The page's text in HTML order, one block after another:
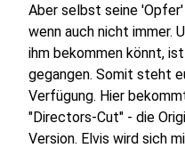
Aber selbst seine
wenn auch nicht immer.
ihm bekommen könnt,
gegangen. Somit steht
Verfügung. Hier
"Directors-Cut" - die
Version. Elvis wird sich